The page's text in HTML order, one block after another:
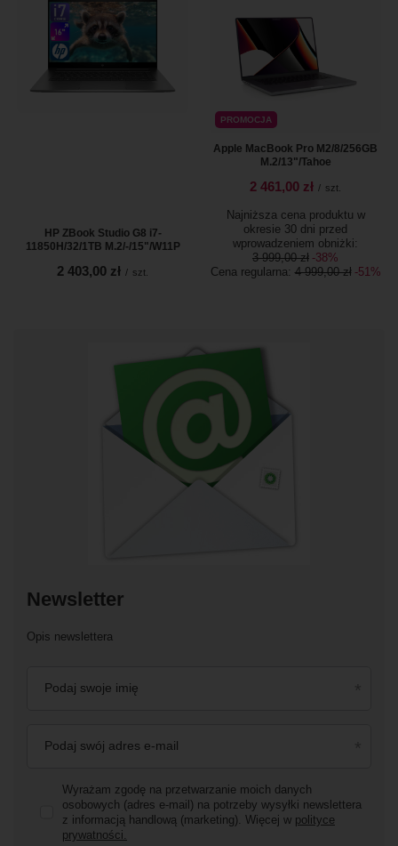
HP ZBook Studio G8 i7-
11850H/32/1TB M.2/-/15"/W11P
2 403,00 zł / szt.
PROMOCJA
Apple MacBook Pro M2/8/256GB
M.2/13"/Tahoe
2 461,00 zł / szt.
Najniższa cena produktu w
okresie 30 dni przed
wprowadzeniem obniżki:
3 999,00 zł -38%
Cena regularna: 4 999,00 zł -51%
Newsletter
Opis newslettera
Podaj swoje imię
Podaj swój adres e-mail
Wyrażam zgodę na przetwarzanie moich danych
osobowych (adres e-mail) na potrzeby wysyłki newslettera
z informacją handlową (marketing). Więcej w polityce
prywatności.